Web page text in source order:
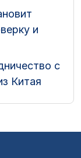
и
с
Китая